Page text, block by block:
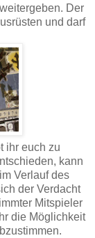
Der
und darf
ihr euch zu
kann
Verlauf des
der Verdacht
Mitspieler
die Möglichkeit